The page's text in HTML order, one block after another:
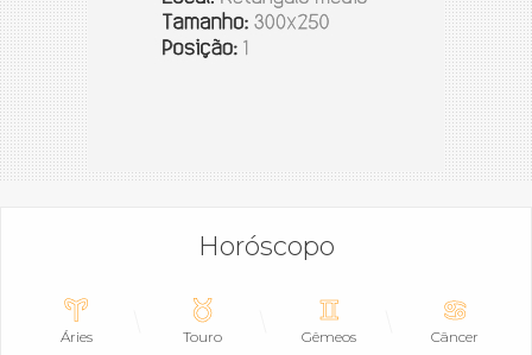
Horóscopo
Áries Touro Gêmeos Câncer